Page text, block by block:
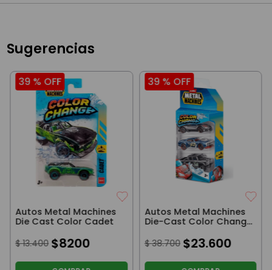
Sugerencias
39 % OFF
Autos Metal Machines
Die Cast Color Cadet
$ 13.400 $8200
39 % OFF
Autos Metal Machines
Die-Cast Color Change
$ 38.700 $23.600